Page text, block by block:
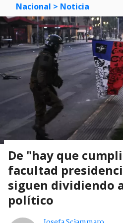
Nacional > Noticia
De "hay que
facultad
siguen dividiendo
político